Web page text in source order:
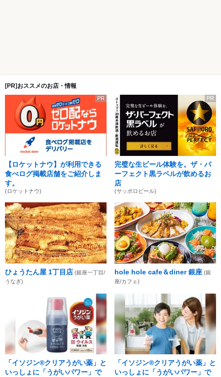
[PR]おススメのお店・情報
PR
【ロケットナウ】が利用できる
食べログ掲載店舗をご紹介しま
す。
(ロケットナウ)
PR
完璧な生ビール体験を。ザ・パ
ーフェクト黒ラベルが飲めるお
店
(サッポロビール)
ひょうたん屋 1丁目店 (銀座一丁目/
うなぎ)
hole hole cafe＆diner 銀座 (銀
座/カフェ)
「イソジン®クリアうがい薬」と
いっしょに「うがいパワー」で
「イソジン®クリアうがい薬」と
いっしょに「うがいパワー」で